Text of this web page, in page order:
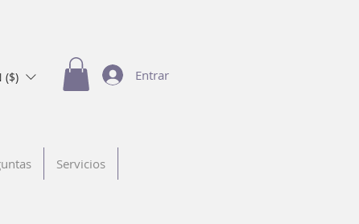
($) Entrar
Servicios